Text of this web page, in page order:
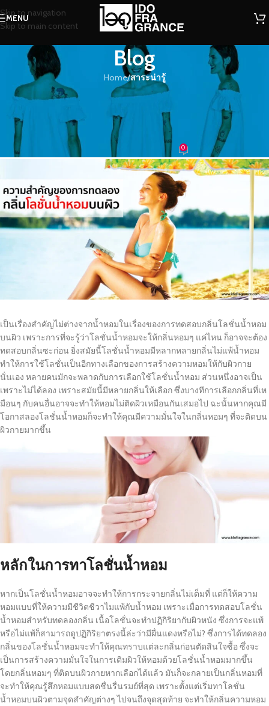
Skip to navigation
Skip to main content
MENU
Blog
Home/สาระน่ารู้
สาระน่ารู้
ความสำคัญของการทดลองกลิ่น
โลชั่นน้ำหอมบนผิว
น้ำหอม On 27/08/2020 0
เป็นเรื่องสำคัญไม่ต่างจากน้ำหอมในเรื่องของการทดสอบกลิ่นโลชั่นน้ำหอม
บนผิว เพราะการที่จะรู้ว่าโลชั่นน้ำหอมจะให้กลิ่นหอมๆ แค่ไหน ก็อาจจะต้อง
ทดสอบกลิ่นซะก่อน ยิ่งสมัยนี้โลชั่นน้ำหอมมีหลากหลายกลิ่นไม่แพ้น้ำหอม
ทำให้การใช้โลชั่นเป็นอีกทางเลือกของการสร้างความหอมให้กับผิวกาย
นั่นเอง หลายคนมักจะพลาดกับการเลือกใช้โลชั่นน้ำหอม ส่วนหนึ่งอาจเป็น
เพราะไม่ได้ลอง เพราะสมัยนี้มีหลายกลิ่นให้เลือก ซึ่งบางทีการเลือกกลิ่นที่เห
มือนๆ กับคนอื่นอาจจะทำให้หอมไม่ติดผิวเหมือนกันเสมอไป ฉะนั้นหากคุณมี
โอกาสลองโลชั่นน้ำหอมก็จะทำให้คุณมีความมั่นใจในกลิ่นหอมๆ ที่จะติดบน
ผิวกายมากขึ้น
หลักในการทาโลชั่นน้ำหอม
หากเป็นโลชั่นน้ำหอมอาจจะทำให้การกระจายกลิ่นไม่เต็มที่ แต่ก็ให้ความ
หอมแบบที่ให้ความมีชีวิตชีวาไมแพ้กับน้ำหอม เพราะเมื่อการทดสอบโลชั่น
น้ำหอมสำหรับทดลองกลิ่น เนื้อโลชั่นจะทำปฏิกิริยากับผิวหนัง ซึ่งการจะแพ้
หรือไม่แพ้ก็สามารถดูปฏิกิริยาตรงนี้ล่ะว่ามีผื่นแดงหรือไม่? ซึ่งการได้ทดลอง
กลิ่นของโลชั่นน้ำหอมจะทำให้คุณทราบแต่ละกลิ่นก่อนตัดสินใจซื้อ ซึ่งจะ
เป็นการสร้างความมั่นใจในการเติมผิวให้หอมด้วยโลชั่นน้ำหอมมากขึ้น
โดยกลิ่นหอมๆ ที่ติดบนผิวกายหากเลือกได้แล้ว มันก็จะกลายเป็นกลิ่นหอมที่
จะทำให้คุณรู้สึกหอมแบบสดชื่นรื่นรมย์ที่สุด เพราะตั้งแต่เริ่มทาโลชั่น
น้ำหอมบนผิวตามจุดสำคัญต่างๆ ไปจนถึงจุดสุดท้าย จะทำให้กลิ่นความหอม